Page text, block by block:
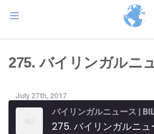
275. バイリンガルニ
July 27th, 2017
バイリンガルニュース |
275. バイリンガルニュ